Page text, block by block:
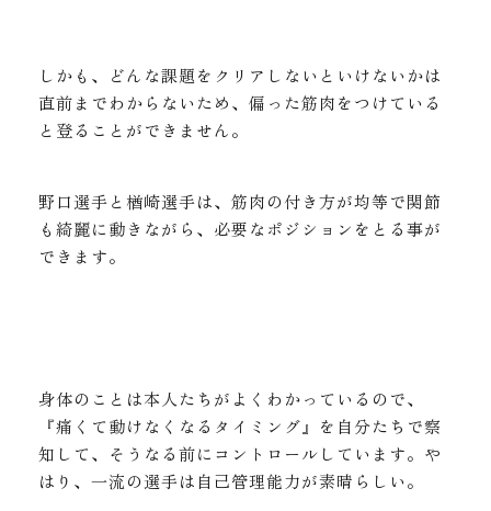
しかも、どんな課題をクリアしないといけないかは
直前までわからないため、偏った筋肉をつけている
と登ることができません。
野口選手と楢崎選手は、筋肉の付き方が均等で関節
も綺麗に動きながら、必要なポジションをとる事が
できます。
身体のことは本人たちがよくわかっているので、
『痛くて動けなくなるタイミング』を自分たちで察
知して、そうなる前にコントロールしています。や
はり、一流の選手は自己管理能力が素晴らしい。